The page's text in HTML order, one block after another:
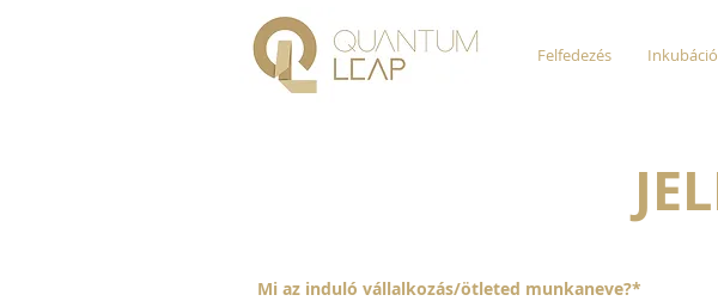
Felfedezés Inkubáció
Mi az induló vállalkozás/ötleted munkaneve?*